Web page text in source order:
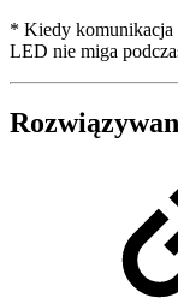
* Kiedy komunikacja
LED nie miga